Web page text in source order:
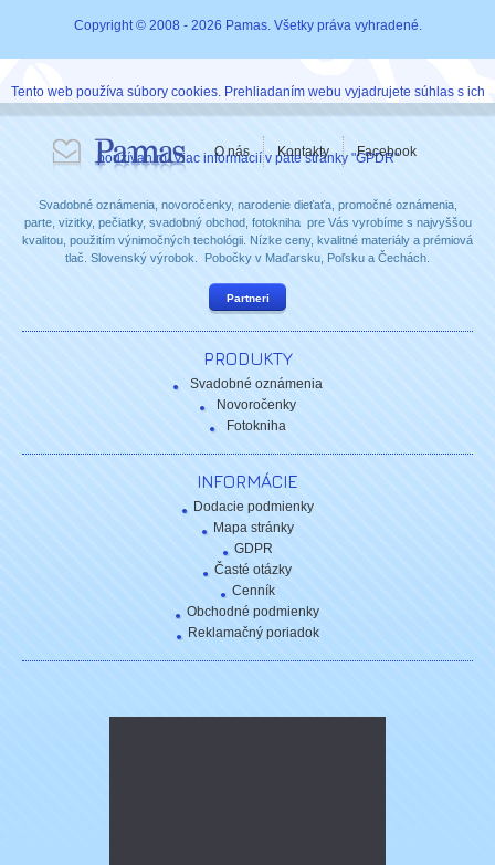
Copyright © 2008 - 2026 Pamas. Všetky práva vyhradené.
Tento web používa súbory cookies. Prehliadaním webu vyjadrujete súhlas s ich
používaním. Viac informácií v päte stránky "GPDR"
O nás Kontakty Facebook
Svadobné oznámenia, novoročenky, narodenie dieťaťa, promočné oznámenia,
parte, vizitky, pečiatky, svadobný obchod, fotokniha pre Vás vyrobíme s najvyššou
kvalitou, použitím výnimočných techológii. Nízke ceny, kvalitné materiály a prémiová
tlač. Slovenský výrobok. Pobočky v Maďarsku, Poľsku a Čechách.
Partneri
PRODUKTY
Svadobné oznámenia
Novoročenky
Fotokniha
INFORMÁCIE
Dodacie podmienky
Mapa stránky
GDPR
Časté otázky
Cenník
Obchodné podmienky
Reklamačný poriadok